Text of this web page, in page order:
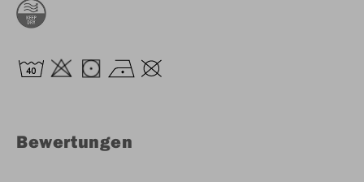
Bewertungen